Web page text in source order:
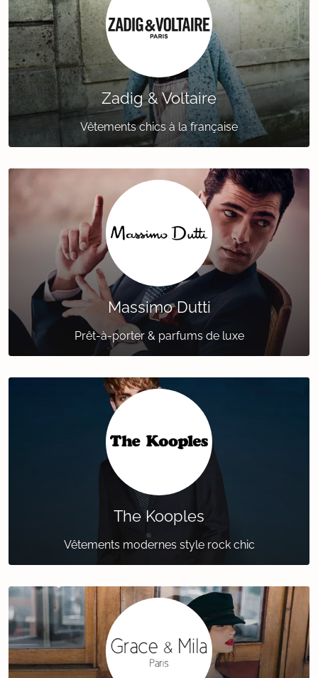
Zadig & Voltaire
Vêtements chics à la française
Massimo Dutti
Prêt-à-porter & parfums de luxe
The Kooples
Vêtements modernes style rock chic